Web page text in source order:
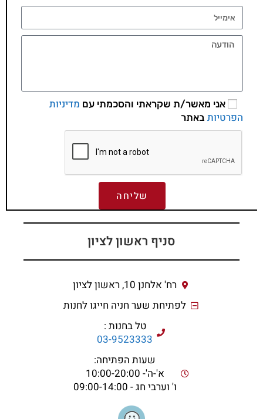
אני מאשר/ת שקראתי והסכמתי עם מדיניות
הפרטיות באתר
שליחה
סניף ראשון לציון
רח' אלחנן 10, ראשון לציון
לפתיחת שער חניה חייגו לחנות
טל בחנות :
03-9523333
שעות הפתיחה:
א'-ה'- 10:00-20:00
ו' וערבי חג - 09:00-14:00